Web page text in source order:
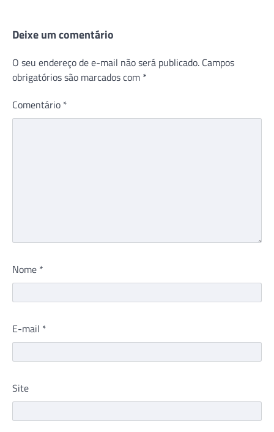
Deixe um comentário
O seu endereço de e-mail não será publicado. Campos
obrigatórios são marcados com *
Comentário *
Nome *
E-mail *
Site